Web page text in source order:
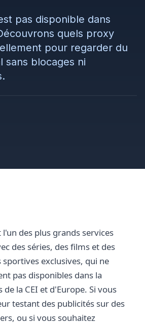
pas disponible dans
quels proxy
pour regarder du
sans blocages ni
des plus grands services
des séries, des films et des
exclusives, qui ne
pas disponibles dans la
la CEI et d'Europe. Si vous
testant des publicités sur des
ou si vous souhaitez